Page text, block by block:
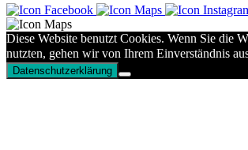
Diese Website benutzt Cookies. Wenn Sie die
nutzten, gehen wir von Ihrem Einverständnis
Datenschutzerklärung